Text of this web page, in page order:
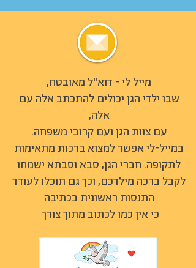
מייל לי - דוא"ל מאובטח,
שבו ילדי הגן יכולים להתכתב אלה עם
אלה,
עם צוות הגן ועם קרובי משפחה.
במייל-לי אפשר למצוא ברכות מתאימות
לתקופה. חברי הגן, סבא וסבתא ישמחו
לקבל ברכה מילדכם, וכך גם תוכלו לעודד
התנסות ראשונית בכתיבה
כי אין כמו לכתוב מתוך צורך